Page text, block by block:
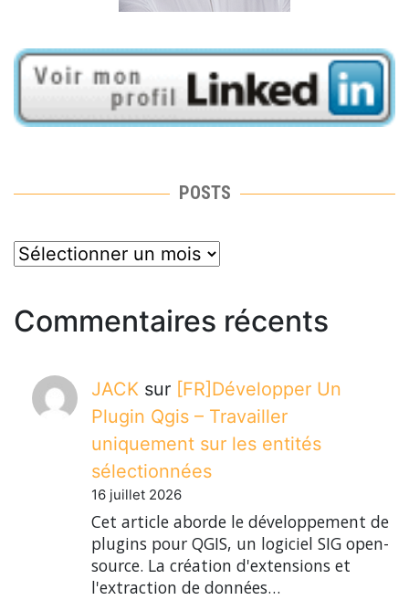
POSTS
posts
Commentaires récents
JACK sur [FR]Développer Un
Plugin Qgis – Travailler
uniquement sur les entités
sélectionnées
16 juillet 2026
Cet article aborde le développement de
plugins pour QGIS, un logiciel SIG open-
source. La création d'extensions et
l'extraction de données…